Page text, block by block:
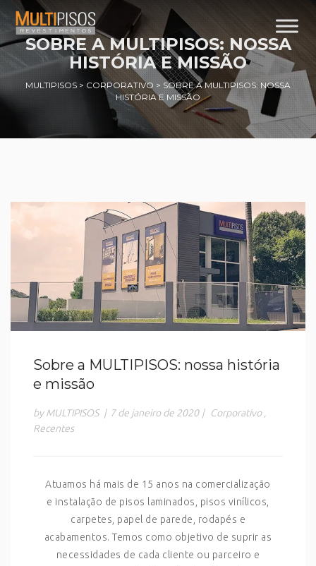
SOBRE A MULTIPISOS: NOSSA
HISTÓRIA E MISSÃO
MULTIPISOS > CORPORATIVO > SOBRE A MULTIPISOS: NOSSA
HISTÓRIA E MISSÃO
Sobre a MULTIPISOS: nossa história
e missão
by MULTIPISOS | 7 de janeiro de 2020 | Corporativo ,
Recentes
Atuamos há mais de 15 anos na comercialização
e instalação de pisos laminados, pisos vinílicos,
carpetes, papel de parede, rodapés e
acabamentos. Temos como objetivo de suprir as
necessidades de cada cliente ou parceiro e